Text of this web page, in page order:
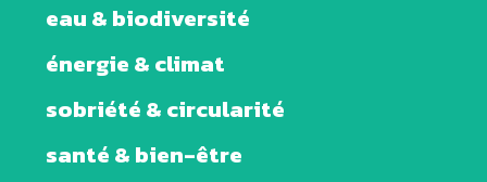
eau & biodiversité
énergie & climat
sobriété & circularité
santé & bien-être